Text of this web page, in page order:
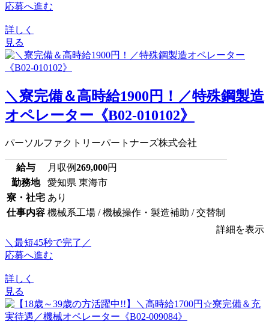
応募へ進む
詳しく
見る
＼寮完備＆高時給1900円！／特殊鋼製造
オペレーター《B02-010102》
パーソルファクトリーパートナーズ株式会社
給与 月収例269,000円
勤務地
愛知県 東海市
寮・社宅 あり
仕事内容 機械系工場 / 機械操作・製造補助 / 交替制
詳細を表示
＼最短45秒で完了／
応募へ進む
詳しく
見る